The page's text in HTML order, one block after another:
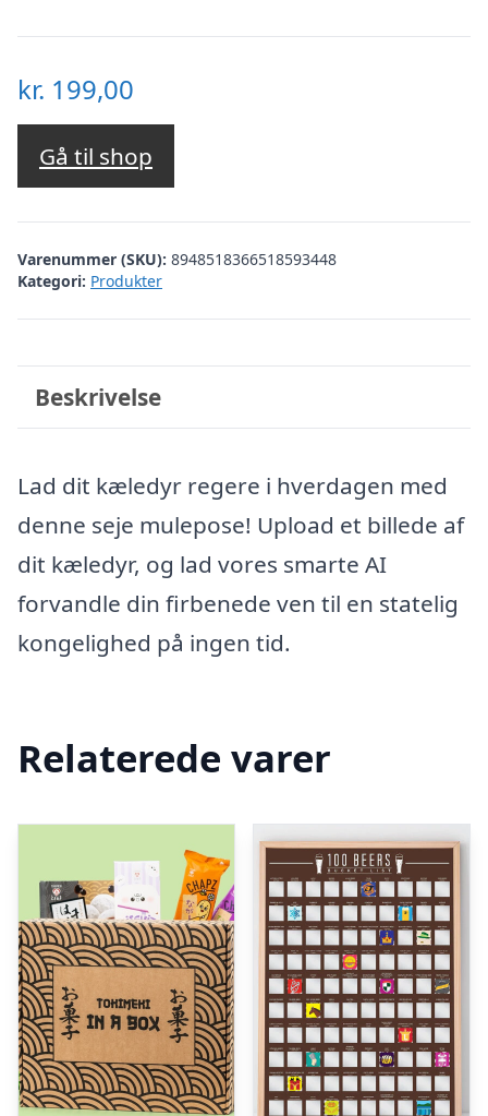
kr. 199,00
Gå til shop
Varenummer (SKU): 8948518366518593448
Kategori: Produkter
Beskrivelse
Lad dit kæledyr regere i hverdagen med
denne seje mulepose! Upload et billede af
dit kæledyr, og lad vores smarte AI
forvandle din firbenede ven til en statelig
kongelighed på ingen tid.
Relaterede varer